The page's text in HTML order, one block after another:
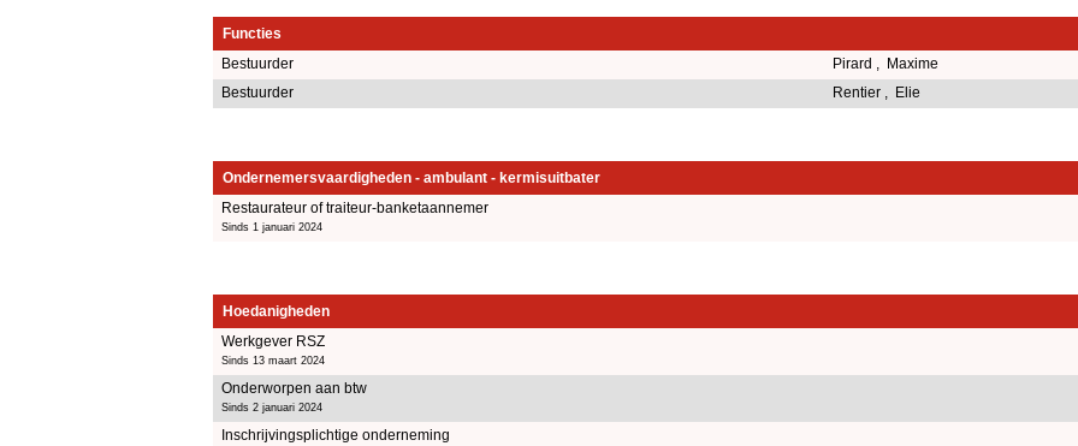
Functies
Bestuurder
Pirard , Maxime
Bestuurder Rentier , Elie
Ondernemersvaardigheden - ambulant - kermisuitbater
Restaurateur of traiteur-banketaannemer
Sinds 1 januari 2024
Hoedanigheden
Werkgever RSZ
Sinds 13 maart 2024
Onderworpen aan btw
Sinds 2 januari 2024
Inschrijvingsplichtige onderneming